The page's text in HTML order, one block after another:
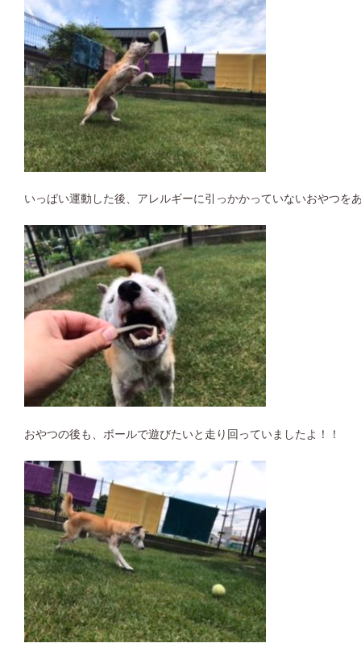
いっぱい運動した後、アレルギーに引っかかっていないおやつを
おやつの後も、ボールで遊びたいと走り回っていましたよ！！